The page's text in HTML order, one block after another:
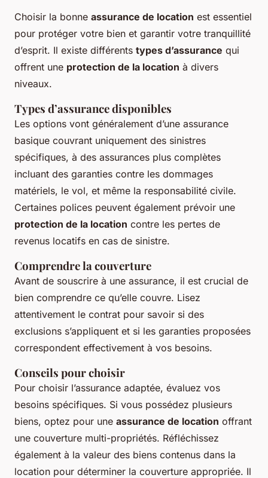
Choisir la bonne assurance de location est essentiel
pour protéger votre bien et garantir votre tranquillité
d’esprit. Il existe différents types d’assurance qui
offrent une protection de la location à divers
niveaux.
Types d’assurance disponibles
Les options vont généralement d’une assurance
basique couvrant uniquement des sinistres
spécifiques, à des assurances plus complètes
incluant des garanties contre les dommages
matériels, le vol, et même la responsabilité civile.
Certaines polices peuvent également prévoir une
protection de la location contre les pertes de
revenus locatifs en cas de sinistre.
Comprendre la couverture
Avant de souscrire à une assurance, il est crucial de
bien comprendre ce qu’elle couvre. Lisez
attentivement le contrat pour savoir si des
exclusions s’appliquent et si les garanties proposées
correspondent effectivement à vos besoins.
Conseils pour choisir
Pour choisir l’assurance adaptée, évaluez vos
besoins spécifiques. Si vous possédez plusieurs
biens, optez pour une assurance de location offrant
une couverture multi-propriétés. Réfléchissez
également à la valeur des biens contenus dans la
location pour déterminer la couverture appropriée. Il